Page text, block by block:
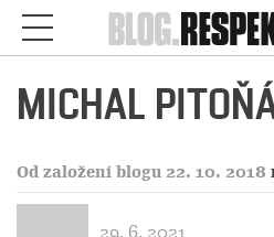
MICHAL
Od založení blogu 22. 10. 2018
29. 6. 2021